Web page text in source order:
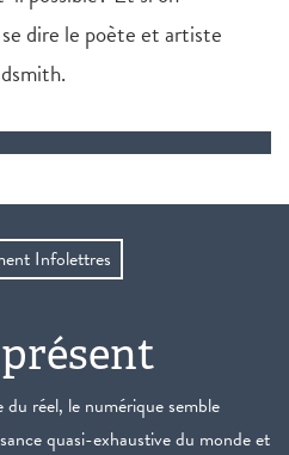
dire le poète et artiste
Infolettres
réel, le numérique semble
quasi-exhaustive du monde et